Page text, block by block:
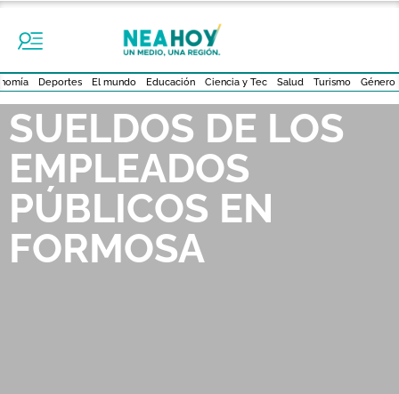
Deportes El mundo Educación Ciencia y Tec Salud Turismo Género
SUELDOS DE LOS
EMPLEADOS
PÚBLICOS EN
FORMOSA